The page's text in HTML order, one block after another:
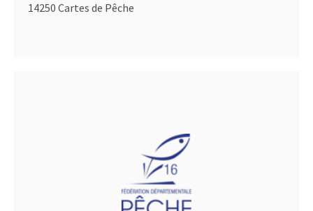
14250 Cartes de Pêche